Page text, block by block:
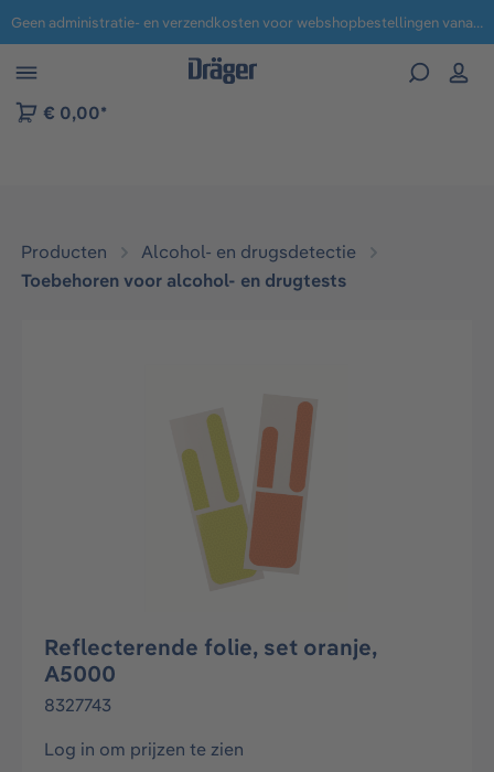
naar navigatie B2B-platform Geen administratie- en verzendkosten voor webshopbestellingen vanaf € 100,-.
€ 0,00*
Producten
Alcohol- en drugsdetectie
Toebehoren voor alcohol- en drugtests
Reflecterende folie, set oranje,
A5000
8327743
Log in om prijzen te zien